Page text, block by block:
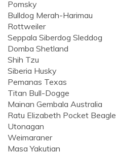
Pomsky
Bulldog Merah-Harimau
Rottweiler
Seppala Siberdog Sleddog
Domba Shetland
Shih Tzu
Siberia Husky
Pemanas Texas
Titan Bull-Dogge
Mainan Gembala Australia
Ratu Elizabeth Pocket Beagle
Utonagan
Weimaraner
Masa Yakutian